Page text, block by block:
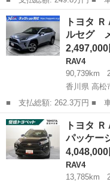
ー名： トヨタ ■ 車種名
チャー 衝突被害軽減ブレー
グＴＶ・...
愛媛 松山市 RAV4
トヨタ
ルセグ
2,497,000
RAV4
90,739km
香川県 高松
■ 支払総額: 262.3万円 ■ 車両本体価格： 2,497,000 円 ■ メーカ
ー名： トヨタ ■ 車種名
ッドＧ ４ＷＤ フルセグ
ラ 衝突...
香川 高松市 RAV4
トヨタ
パッケ
4,048,000
RAV4
13,785km